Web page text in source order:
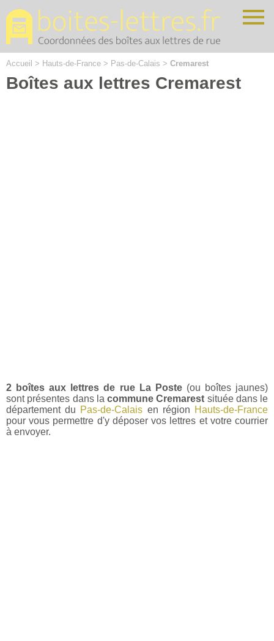
Accueil > Hauts-de-France > Pas-de-Calais > Cremarest
Boîtes aux lettres Cremarest
2 boîtes aux lettres de rue La Poste(ou boîtes jaunes)
sont présentes dans la commune Cremarest située dans le
département du Pas-de-Calais en région Hauts-de-France
pour vous permettre d'y déposer vos lettres et votre courrier
à envoyer.